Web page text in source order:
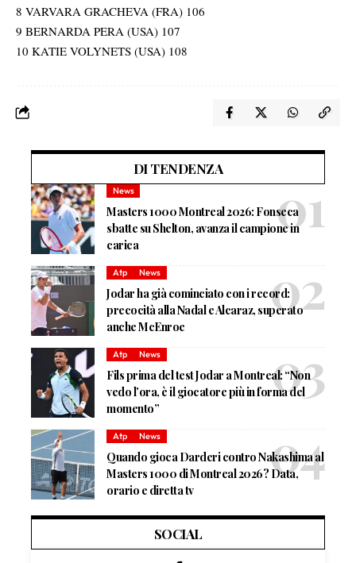
8 VARVARA GRACHEVA (FRA) 106
9 BERNARDA PERA (USA) 107
10 KATIE VOLYNETS (USA) 108
DI TENDENZA
News
Masters 1000 Montreal 2026: Fonseca
sbatte su Shelton, avanza il campione in
carica
Atp News
Jodar ha già cominciato con i record:
precocità alla Nadal e Alcaraz, superato
anche McEnroe
Atp News
Fils prima del test Jodar a Montreal: “Non
vedo l’ora, è il giocatore più in forma del
momento”
Atp News
Quando gioca Darderi contro Nakashima al
Masters 1000 di Montreal 2026? Data,
orario e diretta tv
SOCIAL